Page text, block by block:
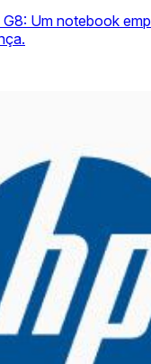
Um notebook